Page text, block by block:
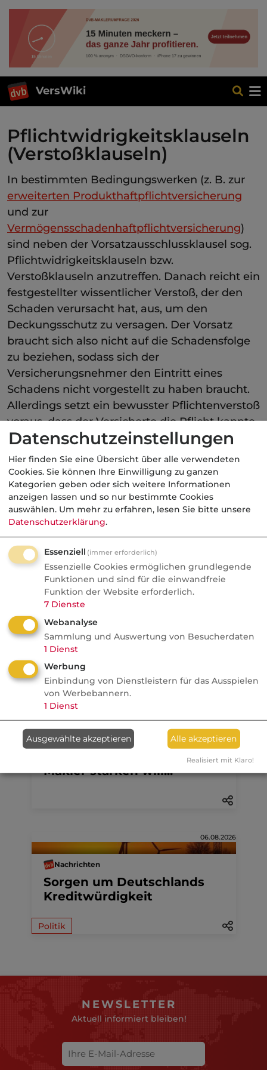
VersWiki
Pflichtwidrigkeitsklauseln
(Verstoßklauseln)
In bestimmten Bedingungswerken (z. B. zur
erweiterten Produkthaftpflichtversicherung
und zur
Vermögensschadenhaftpflichtversicherung)
sind neben der Vorsatzausschlussklausel sog.
Pflichtwidrigkeitsklauseln bzw.
Verstoßklauseln anzutreffen. Danach reicht ein
festgestellter wissentlicher Verstoß, der den
Schaden verursacht hat, aus, um den
Deckungsschutz zu versagen. Der Vorsatz
braucht sich also nicht auf die Schadensfolge
zu beziehen, sodass sich der
Versicherungsnehmer den Eintritt eines
Schadens nicht vorgestellt zu haben braucht.
Allerdings setzt ein bewusster Pflichtenverstoß
voraus, dass der Versicherte die Pflicht kannte
bzw. dass er sie zutreffend gesehen hat.
Kategorie: Fachbegriffe allgemein
Gewerbliche Haftpflicht
AktuelleNachrichten
06.08.2026
Nachrichten
Check24 gibt eigene
Baufinanzierungsvermittlun
g auf
Makler
Anzeige
dvb
Wer den unabhängigen
Makler stärken will...
06.08.2026
Nachrichten
Sorgen um Deutschlands
Kreditwürdigkeit
Politik
NEWSLETTER
Aktuell informiert bleiben!
Datenschutzeinstellungen
Hier finden Sie eine Übersicht über alle verwendeten
Cookies. Sie können Ihre Einwilligung zu ganzen
Kategorien geben oder sich weitere Informationen
anzeigen lassen und so nur bestimmte Cookies
auswählen. Um mehr zu erfahren, lesen Sie bitte unsere
Datenschutzerklärung.
Essenziell (immer erforderlich)
Essenzielle Cookies ermöglichen grundlegende
Funktionen und sind für die einwandfreie
Funktion der Website erforderlich.
7 Dienste
Webanalyse
Sammlung und Auswertung von Besucherdaten
1 Dienst
Werbung
Einbindung von Dienstleistern für das Ausspielen
von Werbebannern.
1 Dienst
Ausgewählte akzeptieren Alle akzeptieren
Realisiert mit Klaro!